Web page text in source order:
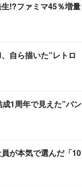
!?ファミマ45％増量
自ら描いた”レトロ
1周年で見えた”バン
が本気で選んだ「10